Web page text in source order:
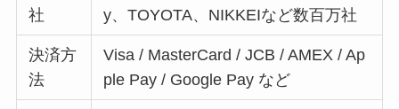
社
y、TOYOTA、NIKKEIなど数百万社
決済方
法
Visa / MasterCard / JCB / AMEX / Ap
ple Pay / Google Pay など